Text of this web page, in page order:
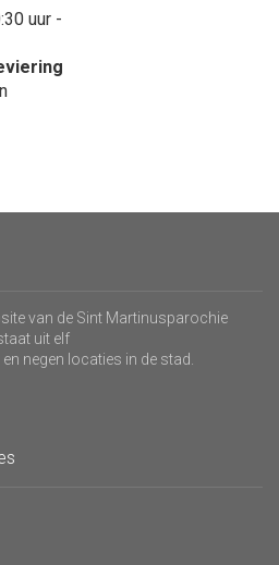
uur -
van de Sint Martinusparochie
uit elf
negen locaties in de stad.